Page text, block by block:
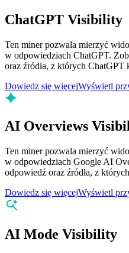
ChatGPT Visibility
Ten miner pozwala mierzyć
w odpowiedziach ChatGPT.
oraz źródła, z których ChatGPT
Dowiedz się więcejWyświetl
AI Overviews
Ten miner pozwala mierzyć
w odpowiedziach Google AI
odpowiedź oraz źródła, z
Dowiedz się więcejWyświetl
AI Mode Visibility